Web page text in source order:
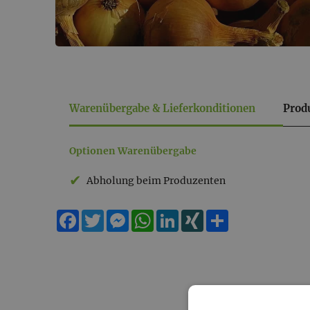
Warenübergabe & Lieferkonditionen
Warenübergabe
&
Lieferkonditionen
Optionen Warenübergabe
Abholung beim Produzenten
Facebook
TwitterMessengerWhatsApp
LinkedInXING